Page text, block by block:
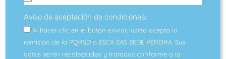
Aviso de aceptación de condiciones:
Al hacer clic en el botón enviar, usted acepta la
remisión de la PQRSD a ESCA SAS SEDE PEREIRA. Sus
datos serán recolectados y tratados conforme a la